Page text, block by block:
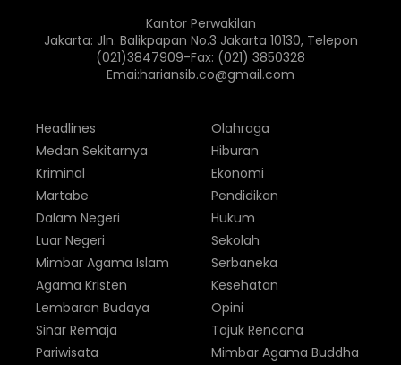
Kantor Perwakilan
Jakarta: Jln. Balikpapan No.3 Jakarta 10130, Telepon
(021)3847909-Fax: (021) 3850328
Emai:hariansib.co@gmail.com
Headlines
Medan Sekitarnya
Kriminal
Martabe
Dalam Negeri
Luar Negeri
Olahraga
Hiburan
Ekonomi
Pendidikan
Hukum
Sekolah
Mimbar Agama Islam
Agama Kristen
Lembaran Budaya
Sinar Remaja
Pariwisata
Serbaneka
Kesehatan
Opini
Tajuk Rencana
Mimbar Agama Buddha